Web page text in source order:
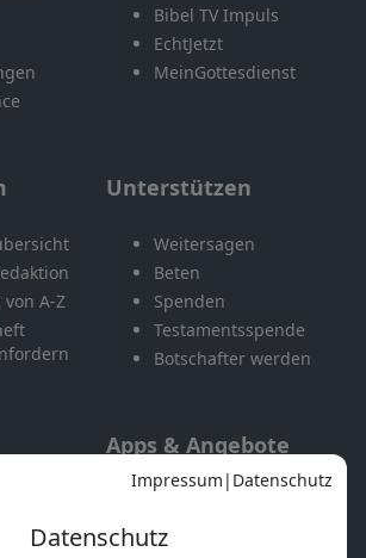
Bibel TV Impuls
EchtJetzt
MeinGottesdienst
A-Z
Unterstützen
Weitersagen
Beten
Spenden
Testamentsspende
Botschafter werden
erklärt
Apps & Angebote
Mobile App